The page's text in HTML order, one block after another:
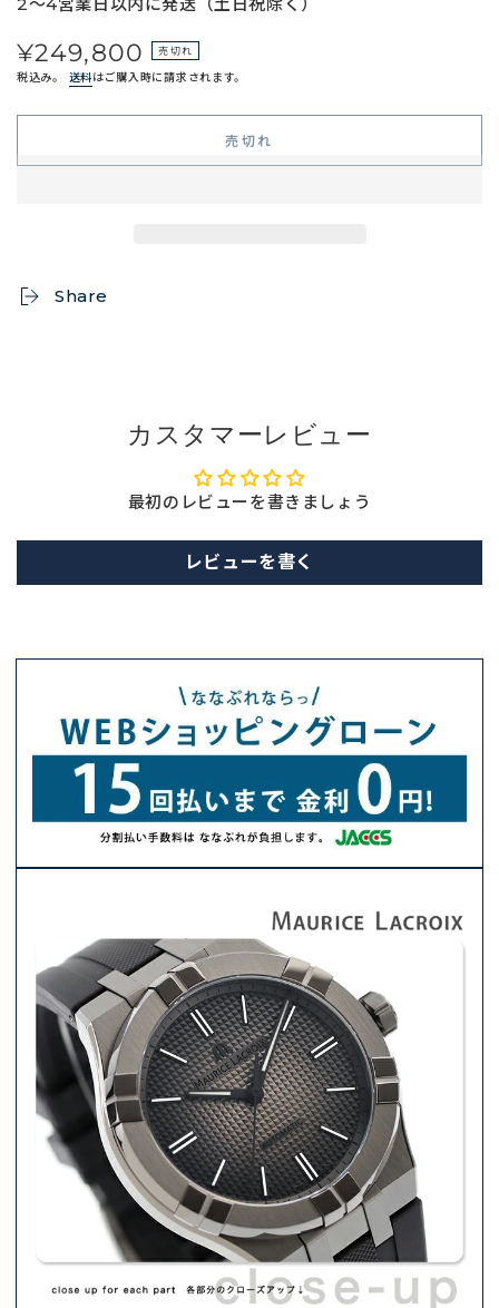
定
価
¥249,800
売切れ
税込み。 送料はご購入時に請求されます。
売切れ
Share
カスタマーレビュー
最初のレビューを書きましょう
レビューを書く